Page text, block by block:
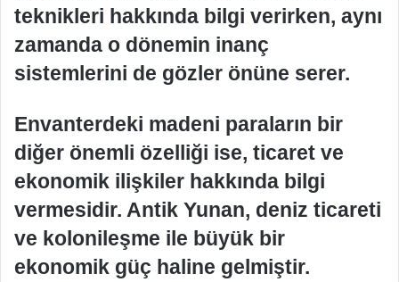
teknikleri hakkında bilgi verirken, aynı
zamanda o dönemin inanç
sistemlerini de gözler önüne serer.
Envanterdeki madeni paraların bir
diğer önemli özelliği ise, ticaret ve
ekonomik ilişkiler hakkında bilgi
vermesidir. Antik Yunan, deniz ticareti
ve kolonileşme ile büyük bir
ekonomik güç haline gelmiştir.